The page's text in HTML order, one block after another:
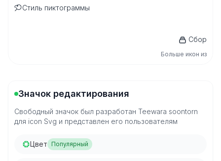
Стиль пиктограммы
Сбор
Больше икон из
Значок редактирования
Свободный значок был разработан Teewara soontorn
для icon Svg и представлен его пользователям
Цвет Популярный